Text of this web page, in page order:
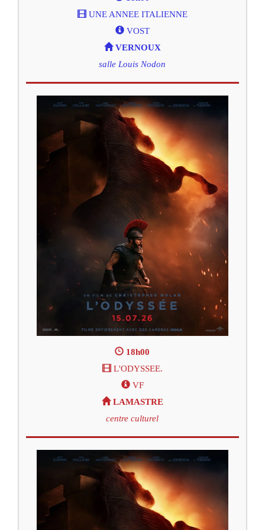
UNE ANNEE ITALIENNE
VOST
VERNOUX
salle Louis Nodon
18h00
L'ODYSSEE.
VF
LAMASTRE
centre culturel